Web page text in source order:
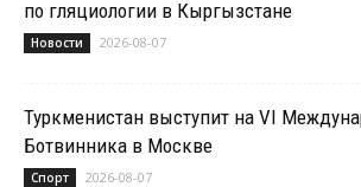
по гляциологии в Кыргызстане
Новости 2026-08-07
Туркменистан выступит на VI
Ботвинника в Москве
Спорт 2026-08-07